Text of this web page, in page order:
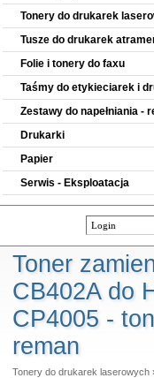
Tonery do drukarek
Tusze do drukarek
Folie i tonery do faxu
Taśmy do etykieciarek i
Zestawy do napełniania -
Drukarki
Papier
Serwis - Eksploatacja
Toner
CB402A do
CP4005 -
reman
Tonery do drukarek laserowych